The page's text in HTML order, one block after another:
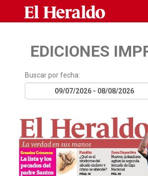
EDICIONES
Buscar por fecha: